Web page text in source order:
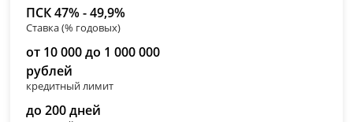
ПСК 47% - 49,9%
Ставка (% годовых)
от 10 000 до 1 000 000
рублей
кредитный лимит
до 200 дней